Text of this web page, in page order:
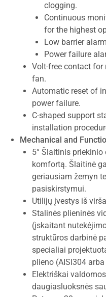
clogging.
Continuous
for the highest
Low barrier
Power failure
Volt-free contact
fan.
Automatic reset of
power failure.
C-shaped support
installation
Mechanical and
5° Šlaitinis
komfortą. Šlaitinė
geriausiam žemyn
pasiskirstymui.
Utilijų įvestys iš
Stalinės plieninės
(įskaitant
struktūros darbinė
specialiai
plieno (AISI304
Elektriškai
daugiasluoksnės